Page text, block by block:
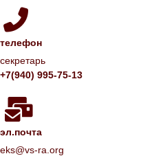
телефон
секретарь
+7(940) 995-75-13
эл.почта
eks@vs-ra.org